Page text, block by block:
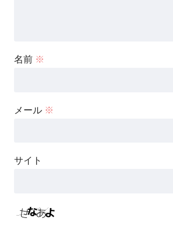
名前 ※
メール ※
サイト